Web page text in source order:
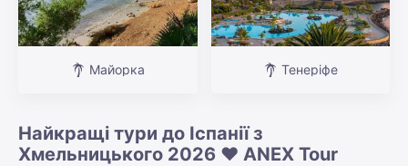
Майорка Тенеріфе
Найкращі тури до Іспанії з
Хмельницького 2026 ❤️ ANEX Tour